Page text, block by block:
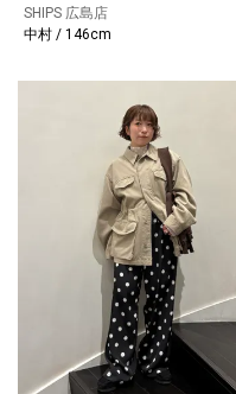
SHIPS 広島店
中村 / 146cm